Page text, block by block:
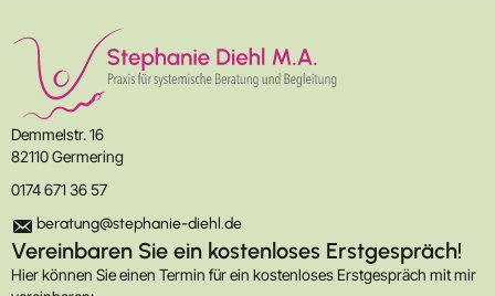
Demmelstr. 16
82110 Germering
0174 671 36 57
beratung@stephanie-diehl.de
Vereinbaren Sie ein kostenloses Erstgespräch!
Hier können Sie einen Termin für ein kostenloses Erstgespräch mit mir